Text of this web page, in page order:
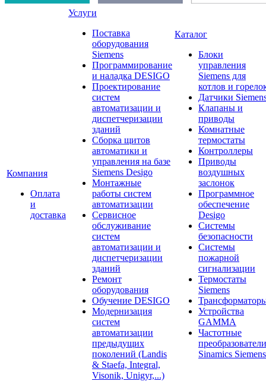
Компания
Оплата
и
доставка
Услуги
Поставка
оборудования
Siemens
Программирование
и наладка DESIGO
Проектирование
систем
автоматизации и
диспетчеризации
зданий
Сборка щитов
автоматики и
управления на базе
Siemens Desigo
Монтажные
работы систем
автоматизации
Сервисное
обслуживание
систем
автоматизации и
диспетчеризации
зданий
Ремонт
оборудования
Обучение DESIGO
Модернизация
систем
автоматизации
предыдущих
поколений (Landis
& Staefa, Integral,
Visonik, Unigyr,...)
Каталог
Блоки
управления
Siemens для
котлов и
Датчики
Клапаны и
приводы
Комнатные
термостаты
Контроллеры
Приводы
воздушных
заслонок
Программное
обеспечение
Desigo
Системы
безопасности
Системы
пожарной
сигнализации
Термостаты
Siemens
Устройства
GAMMA
Частотные
преобразователи
Sinamics Siemens